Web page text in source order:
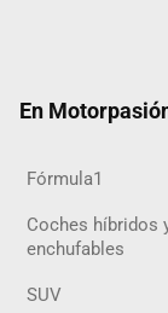
En
Fórmula1
Coches híbridos
enchufables
SUV